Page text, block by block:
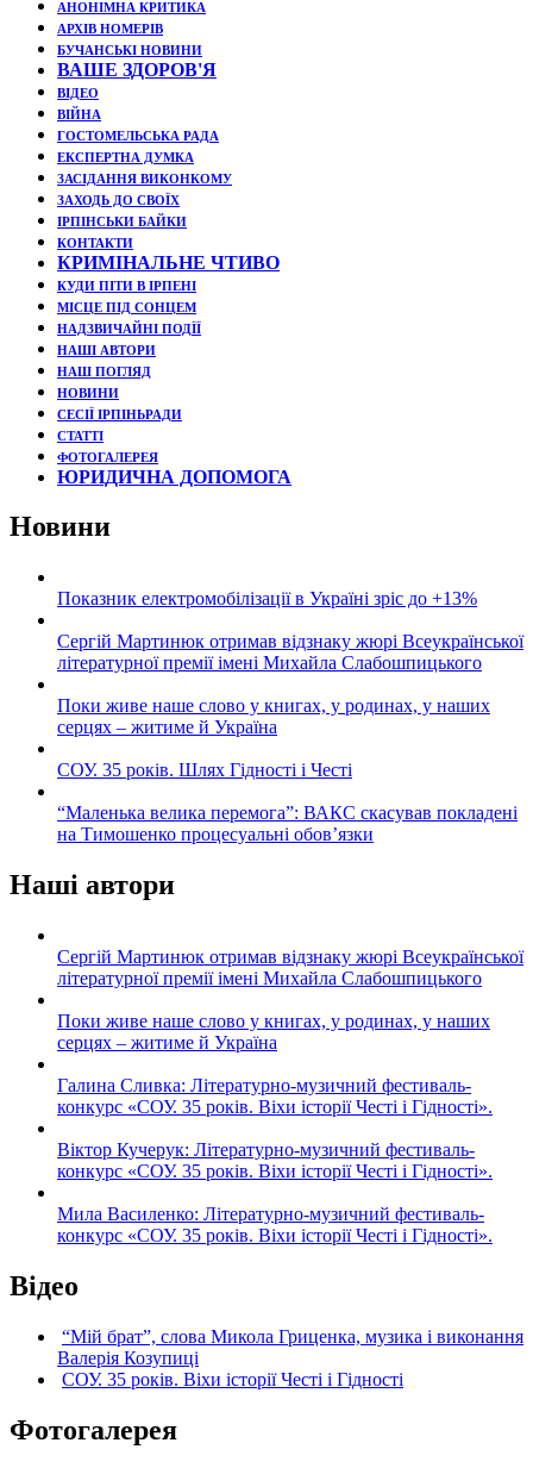
АНОНІМНА КРИТИКА
АРХІВ НОМЕРІВ
БУЧАНСЬКІ НОВИНИ
ВАШЕ ЗДОРОВ'Я
ВІДЕО
ВІЙНА
ГОСТОМЕЛЬСЬКА РАДА
ЕКСПЕРТНА ДУМКА
ЗАСІДАННЯ ВИКОНКОМУ
ЗАХОДЬ ДО СВОЇХ
ІРПІНСЬКИ БАЙКИ
КОНТАКТИ
КРИМІНАЛЬНЕ ЧТИВО
КУДИ ПІТИ В ІРПЕНІ
МІСЦЕ ПІД СОНЦЕМ
НАДЗВИЧАЙНІ ПОДЇЇ
НАШІ АВТОРИ
НАШ ПОГЛЯД
НОВИНИ
СЕСІЇ ІРПІНЬРАДИ
СТАТТІ
ФОТОГАЛЕРЕЯ
ЮРИДИЧНА ДОПОМОГА
Новини
Показник електромобілізації в Україні зріс до +13%
Сергій Мартинюк отримав відзнаку жюрі Всеукраїнської
літературної премії імені Михайла Слабошпицького
Поки живе наше слово у книгах, у родинах, у наших
серцях – житиме й Україна
СОУ. 35 років. Шлях Гідності і Честі
“Маленька велика перемога”: ВАКС скасував покладені
на Тимошенко процесуальні обов’язки
Наші автори
Сергій Мартинюк отримав відзнаку жюрі Всеукраїнської
літературної премії імені Михайла Слабошпицького
Поки живе наше слово у книгах, у родинах, у наших
серцях – житиме й Україна
Галина Сливка: Літературно-музичний фестиваль-
конкурс «СОУ. 35 років. Віхи історії Честі і Гідності».
Віктор Кучерук: Літературно-музичний фестиваль-
конкурс «СОУ. 35 років. Віхи історії Честі і Гідності».
Мила Василенко: Літературно-музичний фестиваль-
конкурс «СОУ. 35 років. Віхи історії Честі і Гідності».
Відео
“Мій брат”, слова Микола Гриценка, музика і виконання
Валерія Козупиці
СОУ. 35 років. Віхи історії Честі і Гідності
Фотогалерея